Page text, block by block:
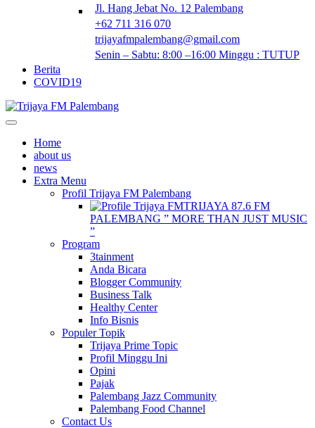
Jl. Hang Jebat No. 12 Palembang
+62 711 316 070
trijayafmpalembang@gmail.com
Senin – Sabtu: 8:00 –16:00 Minggu : TUTUP
Berita
COVID19
Home
about us
news
Extra Menu
Profil Trijaya FM Palembang
TRIJAYA 87.6 FM
PALEMBANG ” MORE THAN JUST MUSIC
”
Program
3tainment
Anda Bicara
Blogger Community
Business Talk
Healthy Center
Info Bisnis
Populer Topik
Trijaya Prime Topic
Profil Minggu Ini
Opini
Pajak
Palembang Jazz Community
Palembang Food Channel
Contact Us